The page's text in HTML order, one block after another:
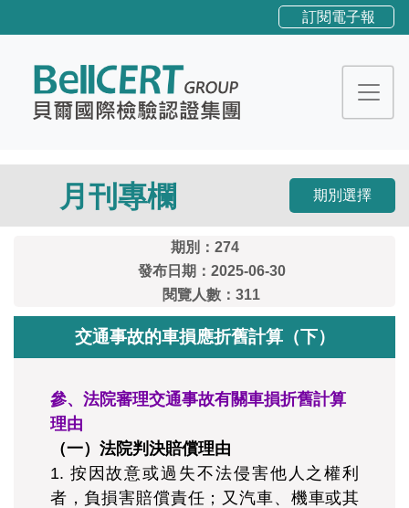
訂閱電子報
月刊專欄 期別選擇
期別：274
發布日期：2025-06-30
閱覽人數：311
交通事故的車損應折舊計算（下）
參、法院審理交通事故有關車損折舊計算
理由
（一）法院判決賠償理由
1. 按因故意或過失不法侵害他人之權利
者，負損害賠償責任；又汽車、機車或其